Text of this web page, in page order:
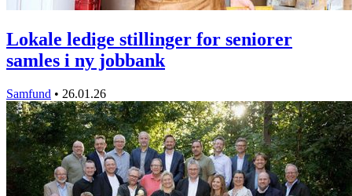
Lokale ledige stillinger for seniorer
samles i ny jobbank
Samfund • 26.01.26